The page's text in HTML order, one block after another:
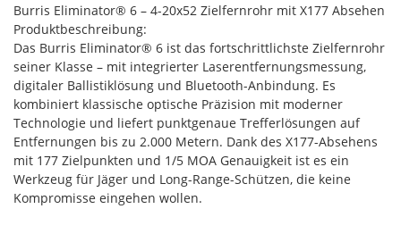
Burris Eliminator® 6 – 4-20x52 Zielfernrohr mit X177 Absehen
Produktbeschreibung:
Das Burris Eliminator® 6 ist das fortschrittlichste Zielfernrohr
seiner Klasse – mit integrierter Laserentfernungsmessung,
digitaler Ballistiklösung und Bluetooth-Anbindung. Es
kombiniert klassische optische Präzision mit moderner
Technologie und liefert punktgenaue Trefferlösungen auf
Entfernungen bis zu 2.000 Metern. Dank des X177-Absehens
mit 177 Zielpunkten und 1/5 MOA Genauigkeit ist es ein
Werkzeug für Jäger und Long-Range-Schützen, die keine
Kompromisse eingehen wollen.